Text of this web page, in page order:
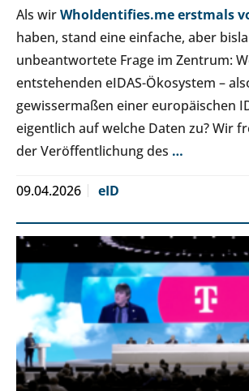
Als wirWhoIdentifies.me erstmals
haben, stand eine einfache, aber
unbeantwortete Frage im Zentrum:
entstehenden eIDAS-Ökosystem –
gewissermaßen einer europäischen
eigentlich auf welche Daten zu? Wir
der Veröffentlichung des …
09.04.2026 eID